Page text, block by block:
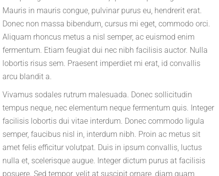
Mauris in mauris congue, pulvinar purus eu, hendrerit erat.
Donec non massa bibendum, cursus mi eget, commodo orci.
Aliquam rhoncus metus a nisl semper, ac euismod enim
fermentum. Etiam feugiat dui nec nibh facilisis auctor. Nulla
lobortis risus sem. Praesent imperdiet mi erat, id convallis
arcu blandit a.
Vivamus sodales rutrum malesuada. Donec sollicitudin
tempus neque, nec elementum neque fermentum quis. Integer
facilisis lobortis dui vitae interdum. Donec commodo ligula
semper, faucibus nisl in, interdum nibh. Proin ac metus sit
amet felis efficitur volutpat. Duis in ipsum convallis, luctus
nulla et, scelerisque augue. Integer dictum purus at facilisis
posuere. Sed tempor, velit at suscipit ornare, diam quam